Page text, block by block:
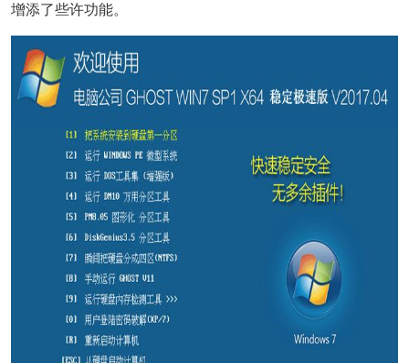
增添了些许功能。